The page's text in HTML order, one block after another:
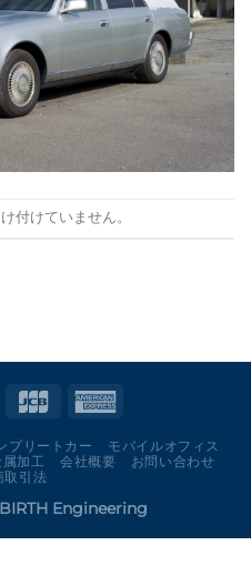
付けていません。
プリートカー
モバイルオフィス
属加工 会社概要
お問い合わせ
取引法
BIRTH Engineering